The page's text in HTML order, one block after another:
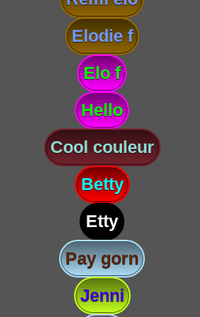
Elodie f
Elo f
Hello
Cool couleur
Betty
Etty
Pay gorn
Jenni